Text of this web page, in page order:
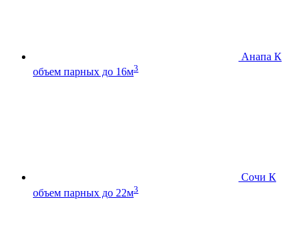
Анапа К
объем парных до 16м3
Сочи К
объем парных до 22м3